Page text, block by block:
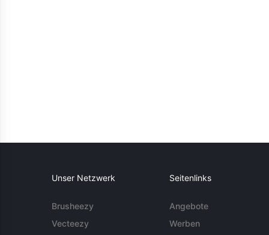
Unser Netzwerk
Brusheezy
Vecteezy
Seitenlinks
Angebote
Werben